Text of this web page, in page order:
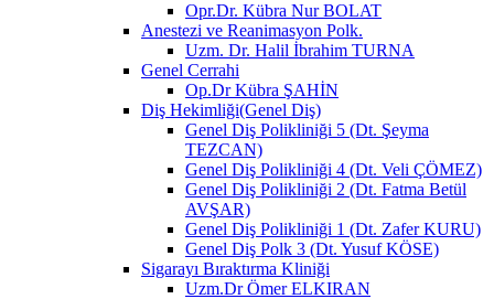
Opr.Dr. Kübra Nur BOLAT
Anestezi ve Reanimasyon Polk.
Uzm. Dr. Halil İbrahim TURNA
Genel Cerrahi
Op.Dr Kübra ŞAHİN
Diş Hekimliği(Genel Diş)
Genel Diş Polikliniği 5 (Dt. Şeyma
TEZCAN)
Genel Diş Polikliniği 4 (Dt. Veli ÇÖMEZ)
Genel Diş Polikliniği 2 (Dt. Fatma Betül
AVŞAR)
Genel Diş Polikliniği 1 (Dt. Zafer KURU)
Genel Diş Polk 3 (Dt. Yusuf KÖSE)
Sigarayı Bıraktırma Kliniği
Uzm.Dr Ömer ELKIRAN